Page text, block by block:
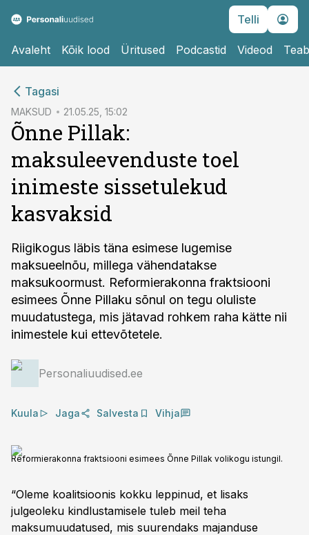
Telli
Avaleht Kõik lood Üritused Podcastid Videod
Tagasi
MAKSUD 21.05.25, 15:02
Õnne Pillak:
maksuleevenduste toel
inimeste sissetulekud
kasvaksid
Riigikogus läbis täna esimese lugemise
maksueelnõu, millega vähendatakse
maksukoormust. Reformierakonna fraktsiooni
esimees Õnne Pillaku sõnul on tegu oluliste
muudatustega, mis jätavad rohkem raha kätte nii
inimestele kui ettevõtetele.
Personaliuudised.ee
Kuula Jaga Salvesta Vihja
Reformierakonna fraktsiooni esimees Õnne Pillak volikogu istungil.
“Oleme koalitsioonis kokku leppinud, et lisaks
julgeoleku kindlustamisele tuleb meil teha
maksumuudatused, mis suurendaks majanduse